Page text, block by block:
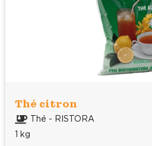
Thé citron
Thé - RISTORA
1 kg